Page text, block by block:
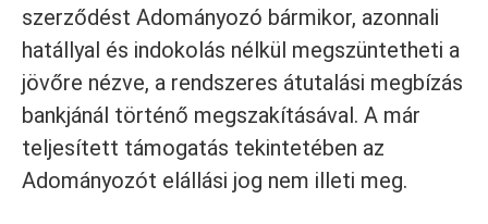
szerződést Adományozó bármikor, azonnali
hatállyal és indokolás nélkül megszüntetheti a
jövőre nézve, a rendszeres átutalási megbízás
bankjánál történő megszakításával. A már
teljesített támogatás tekintetében az
Adományozót elállási jog nem illeti meg.